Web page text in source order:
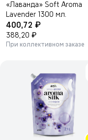
«Лаванда» Soft Aroma
Lavender 1300 мл.
400,72 ₽
388,20 ₽
При коллективном заказе